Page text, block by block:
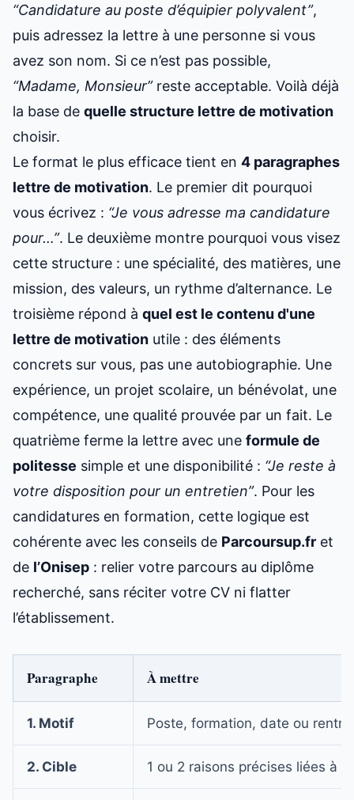
“Candidature au poste d’équipier polyvalent”,
puis adressez la lettre à une personne si vous
avez son nom. Si ce n’est pas possible,
“Madame, Monsieur”reste acceptable. Voilà déjà
la base de quelle structure lettre de motivation
choisir.
Le format le plus efficace tient en 4 paragraphes
lettre de motivation. Le premier dit pourquoi
vous écrivez : “Je vous adresse ma candidature
pour…”. Le deuxième montre pourquoi vous visez
cette structure : une spécialité, des matières, une
mission, des valeurs, un rythme d’alternance. Le
troisième répond à quel est le contenu d'une
lettre de motivation utile : des éléments
concrets sur vous, pas une autobiographie. Une
expérience, un projet scolaire, un bénévolat, une
compétence, une qualité prouvée par un fait. Le
quatrième ferme la lettre avec une formule de
politesse simple et une disponibilité : “Je reste à
votre disposition pour un entretien”. Pour les
candidatures en formation, cette logique est
cohérente avec les conseils de Parcoursup.fr et
de l’Onisep : relier votre parcours au diplôme
recherché, sans réciter votre CV ni flatter
l’établissement.
Paragraphe À mettre
1. Motif Poste, formation, date ou
2. Cible 1 ou 2 raisons précises liées à